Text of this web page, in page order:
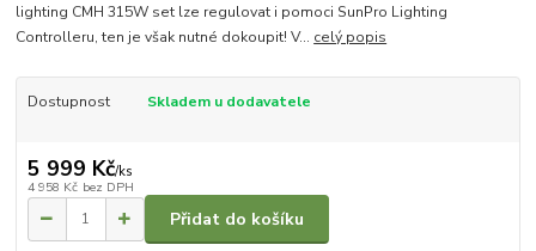
lighting CMH 315W set lze regulovat i pomoci SunPro Lighting
Controlleru, ten je však nutné dokoupit! V... celý popis
Dostupnost Skladem u dodavatele
5 999 Kč/ks
4 958 Kč bez DPH
Přidat do košíku